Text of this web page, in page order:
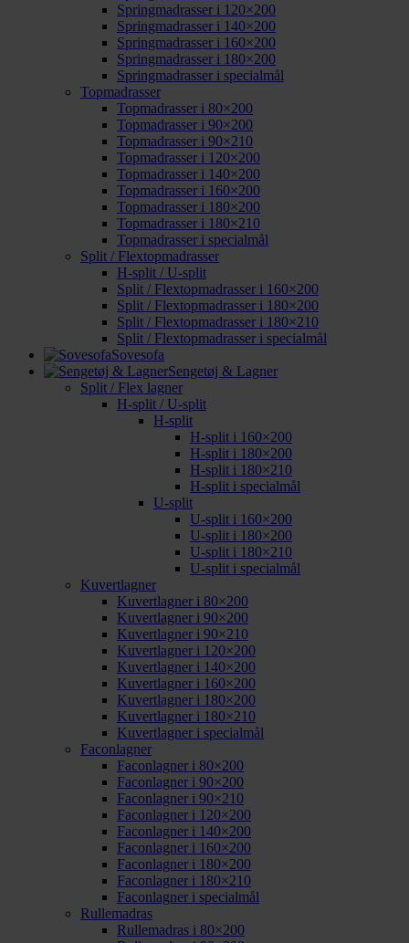
Springmadrasser i 120×200
Springmadrasser i 140×200
Springmadrasser i 160×200
Springmadrasser i 180×200
Springmadrasser i specialmål
Topmadrasser
Topmadrasser i 80×200
Topmadrasser i 90×200
Topmadrasser i 90×210
Topmadrasser i 120×200
Topmadrasser i 140×200
Topmadrasser i 160×200
Topmadrasser i 180×200
Topmadrasser i 180×210
Topmadrasser i specialmål
Split / Flextopmadrasser
H-split / U-split
Split / Flextopmadrasser i 160×200
Split / Flextopmadrasser i 180×200
Split / Flextopmadrasser i 180×210
Split / Flextopmadrasser i specialmål
Sovesofa
Sengetøj & Lagner
Split / Flex lagner
H-split / U-split
H-split
H-split i 160×200
H-split i 180×200
H-split i 180×210
H-split i specialmål
U-split
U-split i 160×200
U-split i 180×200
U-split i 180×210
U-split i specialmål
Kuvertlagner
Kuvertlagner i 80×200
Kuvertlagner i 90×200
Kuvertlagner i 90×210
Kuvertlagner i 120×200
Kuvertlagner i 140×200
Kuvertlagner i 160×200
Kuvertlagner i 180×200
Kuvertlagner i 180×210
Kuvertlagner i specialmål
Faconlagner
Faconlagner i 80×200
Faconlagner i 90×200
Faconlagner i 90×210
Faconlagner i 120×200
Faconlagner i 140×200
Faconlagner i 160×200
Faconlagner i 180×200
Faconlagner i 180×210
Faconlagner i specialmål
Rullemadras
Rullemadras i 80×200